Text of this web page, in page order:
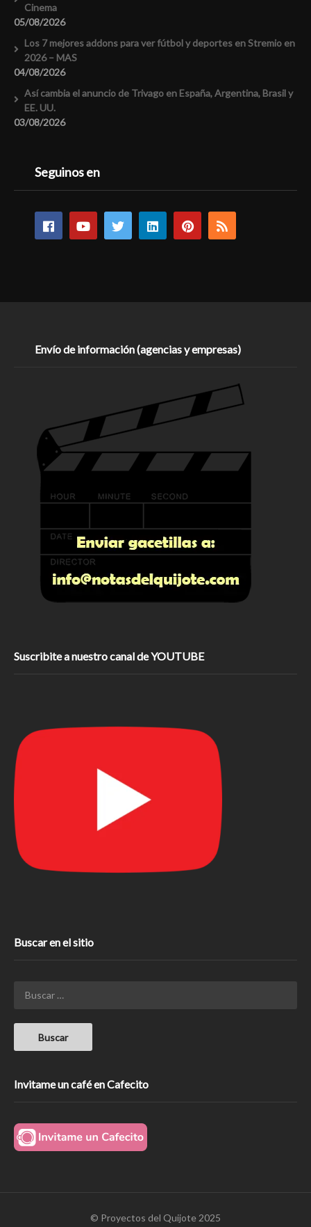
Cinema
05/08/2026
Los 7 mejores addons para ver fútbol y deportes en Stremio en
2026 – MAS
04/08/2026
Así cambia el anuncio de Trivago en España, Argentina, Brasil y
EE. UU.
03/08/2026
Seguinos en
Envío de información (agencias y empresas)
Suscribite a nuestro canal de YOUTUBE
Buscar en el sitio
Invitame un café en Cafecito
© Proyectos del Quijote 2025